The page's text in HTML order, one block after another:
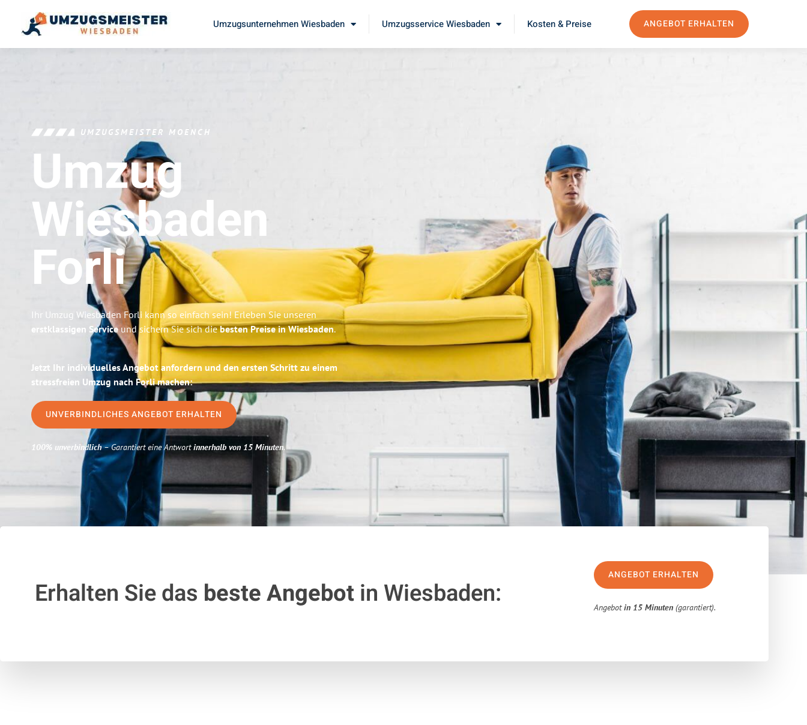
Umzugsunternehmen Wiesbaden Umzugsservice Wiesbaden Kosten & Preise ANGEBOT ERHALTEN
UMZUGSMEISTER MOENCH
Umzug
Wiesbaden
Forli
Ihr Umzug Wiesbaden Forli kann so einfach sein! Erleben Sie unseren
erstklassigen Serviceund sichern Sie sich diebesten Preise in Wiesbaden.
Jetzt Ihr individuelles Angebot anfordern und den ersten Schritt zu einem
stressfreien Umzug nach Forli machen:
UNVERBINDLICHES ANGEBOT ERHALTEN
100% unverbindlich– Garantiert eine Antwortinnerhalb von 15 Minuten.
Erhalten Sie das beste Angebotin Wiesbaden:
ANGEBOT ERHALTEN
Angebotin 15 Minuten (garantiert).